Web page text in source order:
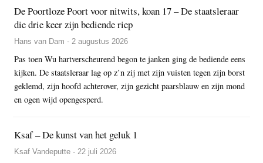
De Poortloze Poort voor nitwits, koan 17 – De staatsleraar
die drie keer zijn bediende riep
Hans van Dam - 2 augustus 2026
Pas toen Wu hartverscheurend begon te janken ging de bediende eens
kijken. De staatsleraar lag op z’n zij met zijn vuisten tegen zijn borst
geklemd, zijn hoofd achterover, zijn gezicht paarsblauw en zijn mond
en ogen wijd opengesperd.
Ksaf – De kunst van het geluk 1
Ksaf Vandeputte - 22 juli 2026